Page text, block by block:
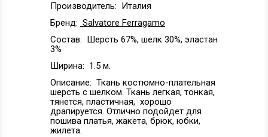
Производитель: Италия
Бренд: Salvatore Ferragamo
Состав: Шерсть 67%, шелк 30%, эластан
3%
Ширина: 1.5 м.
Описание: Ткань костюмно-плательная
шерсть с шелком. Ткань легкая, тонкая,
тянется, пластичная, хорошо
драпируется. Отлично подойдет для
пошива платья, жакета, брюк, юбки,
жилета.